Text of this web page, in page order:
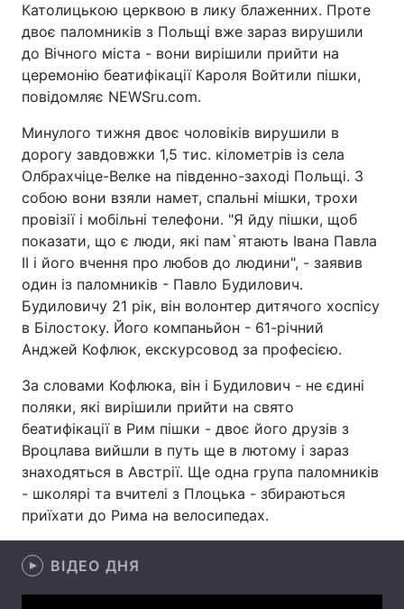
Головна Війна
Україна Політика
Спорт Наука
Техно і зв'язок Лайт
Інциденти
Здоров'я Туризм
Цікавинки
Католицькою церквою в лику блаженних. Проте
двоє паломників з Польщі вже зараз вирушили
до Вічного міста - вони вирішили прийти на
церемонію беатифікації Кароля Войтили пішки,
повідомляє NEWSru.com.
Минулого тижня двоє чоловіків вирушили в
дорогу завдовжки 1,5 тис. кілометрів із села
Олбрахчіце-Велке на південно-заході Польщі. З
собою вони взяли намет, спальні мішки, трохи
провізії і мобільні телефони. "Я йду пішки, щоб
показати, що є люди, які пам`ятають Івана Павла
II і його вчення про любов до людини", - заявив
один із паломників - Павло Будилович.
Будиловичу 21 рік, він волонтер дитячого хоспісу
в Білостоку. Його компаньйон - 61-річний
Анджей Кофлюк, екскурсовод за професією.
За словами Кофлюка, він і Будилович - не єдині
поляки, які вирішили прийти на свято
беатифікації в Рим пішки - двоє його друзів з
Вроцлава вийшли в путь ще в лютому і зараз
знаходяться в Австрії. Ще одна група паломників
- школярі та вчителі з Плоцька - збираються
приїхати до Рима на велосипедах.
ВІДЕО ДНЯ